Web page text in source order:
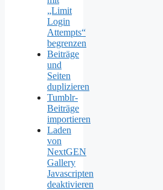
„Limit
Login
Attempts“
begrenzen
Beiträge
und
Seiten
duplizieren
Tumblr-
Beiträge
importieren
Laden
von
NextGEN
Gallery
Javascripten
deaktivieren